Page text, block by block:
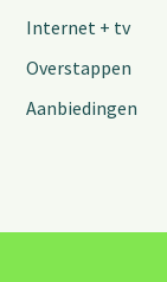
Internet + tv
Overstappen
Aanbiedingen